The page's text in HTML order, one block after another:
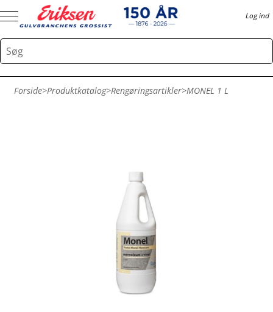
Log ind
Forside>Produktkatalog>Rengøringsartikler>MONEL 1 L